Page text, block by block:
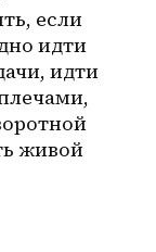
если
идти
идти
живой